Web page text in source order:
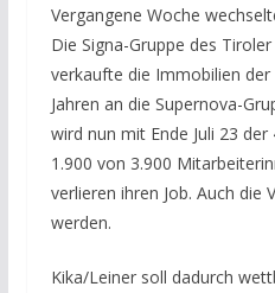
Vergangene Woche
Die Signa-Gruppe des
verkaufte die Immobilien
Jahren an die Supernova-
wird nun mit Ende Juli 23
1.900 von 3.900
verlieren ihren Job. Auch die
werden.
Kika/Leiner soll dadurch